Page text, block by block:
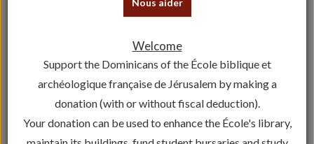
Horaires des messes et offices
Notre fondateur, le Père Marie-Joseph Lagrange
Les bâtiments aujourd’hui
Nous aider
Welcome
Support the Dominicans of the École biblique et
archéologique française de Jérusalem by making a
donation (with or without fiscal deduction).
Your donation can be used to enhance the École's library,